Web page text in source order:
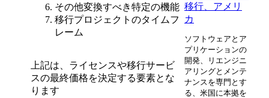
その他変換すべき特定の機能
移行プロジェクトのタイムフ
レーム
上記は、ライセンスや移行サービ
スの最終価格を決定する要素とな
ります
移行、アメリ
カ
ソフトウェアとア
プリケーションの
開発、リエンジニ
アリングとメンテ
ナンスを専門とす
る、米国に本拠を